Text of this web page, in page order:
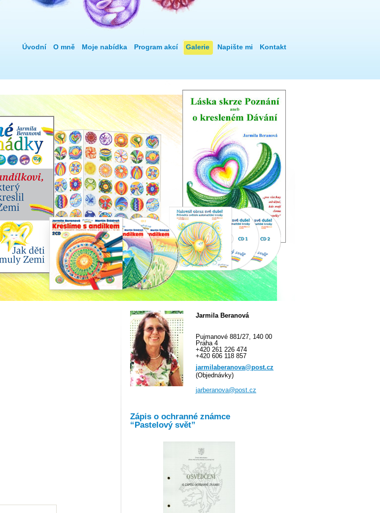
Úvodní O mně Moje nabídka Program akcí Galerie Napište mi Kontakt
Jarmila Beranová
Pujmanové 881/27, 140 00
Praha 4
+420 261 226 474
+420 606 118 857
jarmilaberanova@post.cz
(Objednávky)
jarberanova@post.cz
Zápis o ochranné známce
“Pastelový svět”